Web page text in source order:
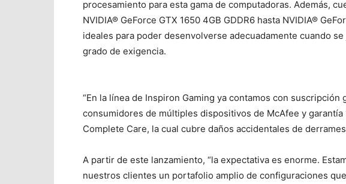
procesamiento para esta gama de computadoras. Además,
NVIDIA® GeForce GTX 1650 4GB GDDR6 hasta NVIDIA®
ideales para poder desenvolverse adecuadamente cuando
grado de exigencia.
“En la línea de Inspiron Gaming ya contamos con suscripción
consumidores de múltiples dispositivos de McAfee y garantía
Complete Care, la cual cubre daños accidentales de
A partir de este lanzamiento, “la expectativa es enorme.
nuestros clientes un portafolio amplio de configuraciones